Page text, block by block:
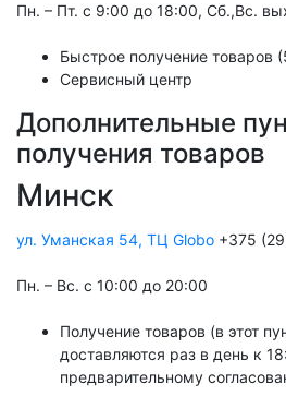
Пн. – Пт. с 9:00 до 18:00, Cб.,Вс.
Быстрое получение товаров
Сервисный центр
Дополнительные
получения товаров
Минск
ул. Уманская 54, ТЦ Globo +375
Пн. – Вс. с 10:00 до 20:00
Получение товаров (в этот
доставляются раз в день к
предварительному